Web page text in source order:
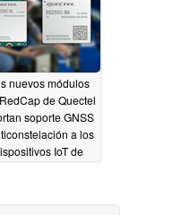
nuevos módulos
de Quectel
soporte GNSS
a los
IoT de